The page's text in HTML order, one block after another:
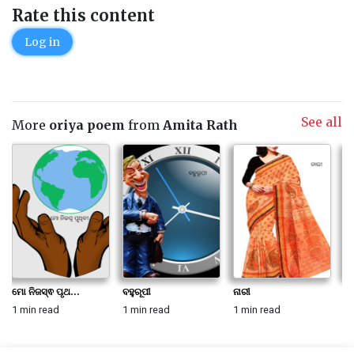
Rate this content
Log in
More oriya poem from Amita Rath See all
ମୋ ନିଜସ୍ଵ ପୃଥ...
1 min read
ବହୁରୂପୀ
1 min read
ନାରୀ
1 min read